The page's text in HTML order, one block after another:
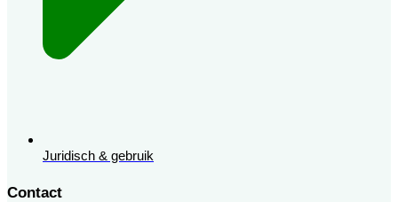
Juridisch & gebruik
Contact